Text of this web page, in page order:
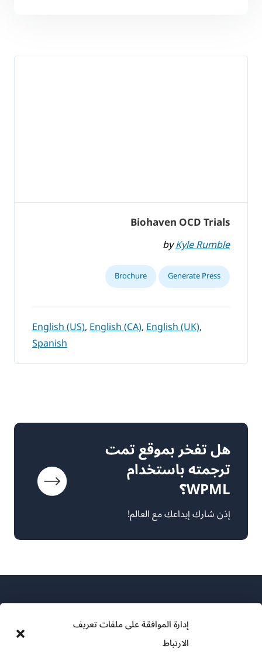
إدارة الموافقة على ملفات تعريف
الارتباط
Biohaven OCD Trials
byKyle Rumble
Generate Press
Brochure
English (US),English (CA),English (UK),
Spanish
هل تفخر بموقع تمت
ترجمته باستخدام
WPML؟
إذن شارك إبداعك مع العالم!